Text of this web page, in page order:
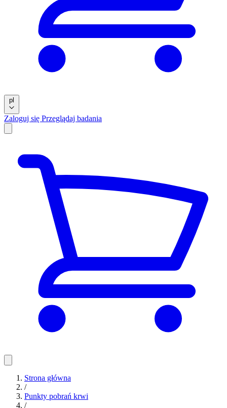
pl
Zaloguj się Przeglądaj badania
Strona główna
/
Punkty pobrań krwi
/